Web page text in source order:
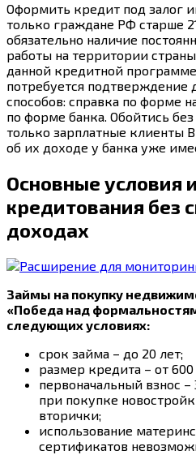
Оформить кредит под залог
только граждане РФ старше
обязательно наличие
работы на территории
данной кредитной программе
потребуется подтверждение
способов: справка по форме
по форме банка. Обойтись
только зарплатные клиенты
об их доходе у банка уже
Основные условия
кредитования без
доходах
Займы на покупку
«Победа над
следующих условиях:
срок займа – до 20 лет;
размер кредита – от
первоначальный взнос
при покупке
вторички;
использование
сертификатов